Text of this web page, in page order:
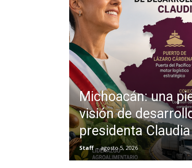
Michoacán: una
visión de
presidenta
Staff - agosto 5, 2026